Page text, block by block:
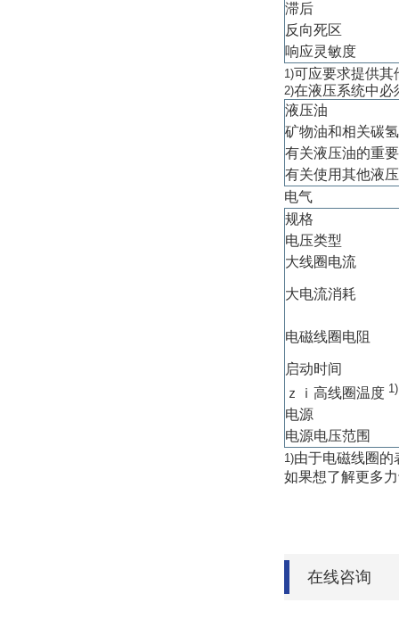
滞后
反向死区
响应灵敏度
1)可应要求提供其
2)在液压系统中必
液压油
矿物油和相关碳
有关液压油的重
有关使用其他液
电气
规格
电压类型
大线圈电流
大电流消耗
电磁线圈电阻
启动时间
ｚｉ高线圈温度 1)
电源
电源电压范围
1)由于电磁线圈的
如果想了解更多
在线咨询